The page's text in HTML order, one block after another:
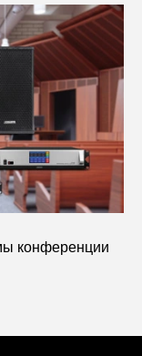
конференции